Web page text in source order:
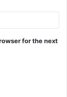
for the next